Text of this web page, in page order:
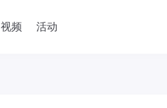
视频 活动